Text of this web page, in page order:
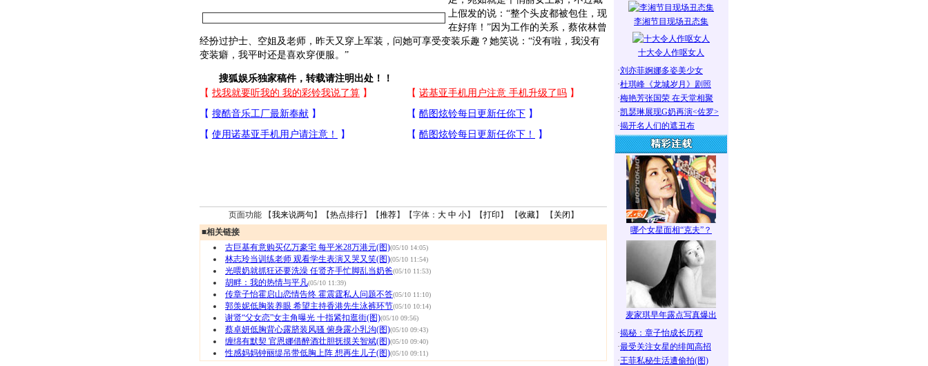
上假发的说：“整个头皮都被包住，现
在好痒！”因为工作的关系，蔡依林曾
经扮过护士、空姐及老师，昨天又穿上军装，问她可享受变装乐趣？她笑说：“没有啦，我没有
变装癖，我平时还是喜欢穿便服。”
搜狐娱乐独家稿件，转载请注明出处！！
页面功能 【我来说两句 】【热点排行】【推荐】【字体： 大 中 小】【打印 】 【收藏】 【 关闭 】
■相关链接
古巨基有意购买亿万豪宅 每平米28万港元(图)(05/10 14:05)
林志玲当训练老师 观看学生表演又哭又笑(图)(05/10 11:54)
光喂奶就抓狂还要洗澡 任贤齐手忙脚乱当奶爸(05/10 11:53)
胡畔：我的热情与平凡(05/10 11:39)
传章子怡霍启山恋情告终 霍震霆私人问题不答(05/10 11:10)
郭羡妮低胸装养眼 希望主持香港先生泳裤环节(05/10 10:14)
谢贤“父女恋”女主角曝光 十指紧扣逛街(图)(05/10 09:56)
蔡卓妍低胸背心露脐装风骚 俯身露小乳沟(图)(05/10 09:43)
缠绵有默契 官恩娜借醉酒壮胆抚摸关智斌(图)(05/10 09:40)
性感妈妈钟丽缇吊带低胸上阵 想再生儿子(图)(05/10 09:11)
李湘节目现场丑态集
十大令人作呕女人
·刘亦菲婀娜多姿美少女
·杜琪峰《龙城岁月》剧照
·梅艳芳张国荣 在天堂相聚
·凯瑟琳展现G奶再演<佐罗>
·揭开名人们的遮丑布
哪个女星面相“克夫”？
麦家琪早年露点写真爆出
·揭秘：章子怡成长历程
·最受关注女星的绯闻高招
·王菲私秘生活遭偷拍(图)